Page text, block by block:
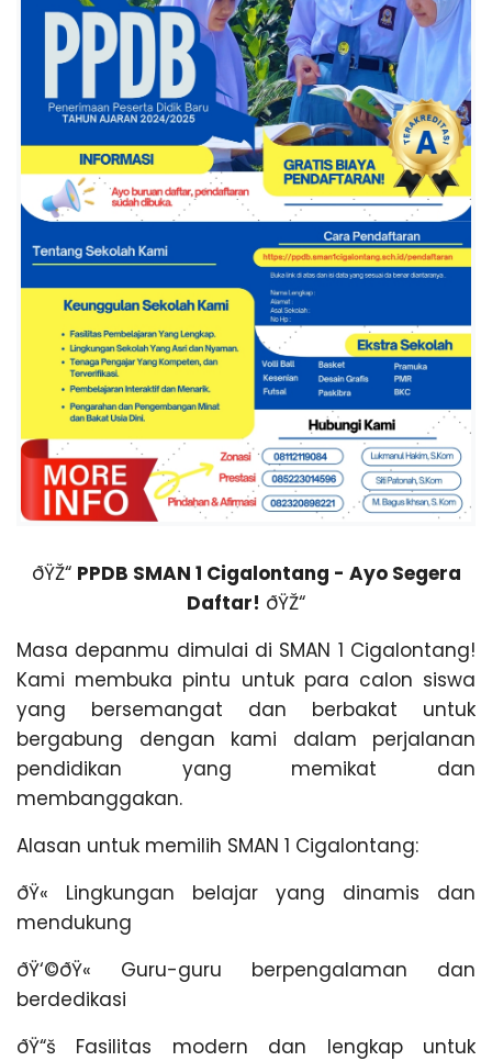
T
A
N
ðŸŽ“ PPDB SMAN 1 Cigalontang - Ayo Segera
Daftar! ðŸŽ“
Masa depanmu dimulai di SMAN 1 Cigalontang!
Kami membuka pintu untuk para calon siswa
yang bersemangat dan berbakat untuk
bergabung dengan kami dalam perjalanan
pendidikan yang memikat dan
membanggakan.
Alasan untuk memilih SMAN 1 Cigalontang:
ðŸ« Lingkungan belajar yang dinamis dan
mendukung
ðŸ‘©‍ðŸ« Guru-guru berpengalaman dan
berdedikasi
ðŸ“š Fasilitas modern dan lengkap untuk